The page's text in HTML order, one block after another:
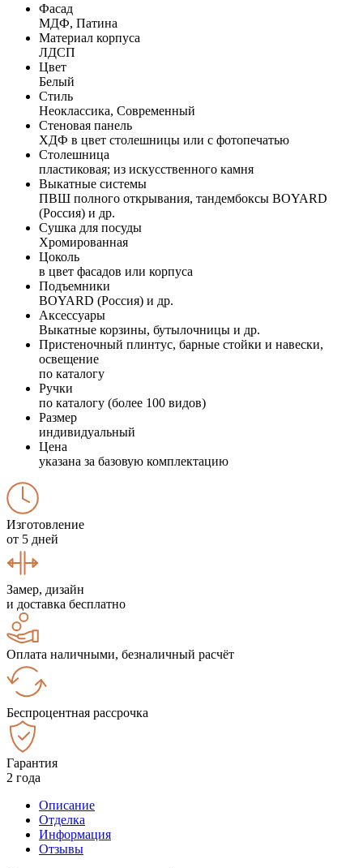
Фасад
МДФ, Патина
Материал корпуса
ЛДСП
Цвет
Белый
Стиль
Неоклассика, Современный
Стеновая панель
ХДФ в цвет столешницы или с фотопечатью
Столешница
пластиковая; из искусственного камня
Выкатные системы
ПВШ полного открывания, тандембоксы BOYARD
(Россия) и др.
Сушка для посуды
Хромированная
Цоколь
в цвет фасадов или корпуса
Подъемники
BOYARD (Россия) и др.
Аксессуары
Выкатные корзины, бутылочницы и др.
Пристеночный плинтус, барные стойки и навески,
освещение
по каталогу
Ручки
по каталогу (более 100 видов)
Размер
индивидуальный
Цена
указана за базовую комплектацию
Изготовление
от 5 дней
Замер, дизайн
и доставка бесплатно
Оплата наличными, безналичный расчёт
Беспроцентная рассрочка
Гарантия
2 года
Описание
Отделка
Информация
Отзывы